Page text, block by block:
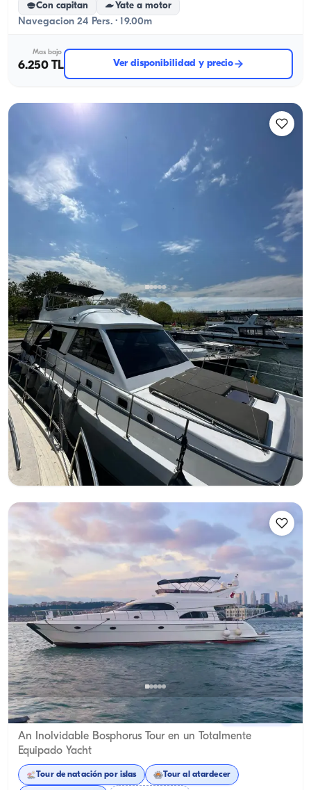
Con capitan Yate a motor
Navegacion 24 Pers. · 19.00m
Mas bajo
6.250 TL Ver disponibilidad y precio
Eminönü, İstanbul Barco nuevo
Disfruta del Bósforo con Limancepte Alquiler de Yates
Tour al atardecer Tour del Bósforo
Cumpleaños en yate +4 paquetes mas
Con capitan Yate a motor
Navegacion 12 Pers. · 15.00m
Mas bajo
3.750 TL Ver disponibilidad y precio
Eminönü, İstanbul Barco nuevo
An Inolvidable Bosphorus Tour en un Totalmente
Equipado Yacht
Tour de natación por islas Tour al atardecer